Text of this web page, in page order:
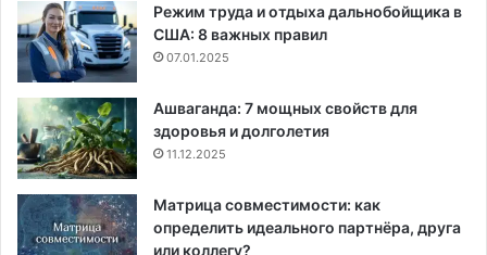
Режим труда и отдыха дальнобойщика в
США: 8 важных правил
07.01.2025
Ашваганда: 7 мощных свойств для
здоровья и долголетия
11.12.2025
Матрица совместимости: как
определить идеального партнёра, друга
или коллегу?